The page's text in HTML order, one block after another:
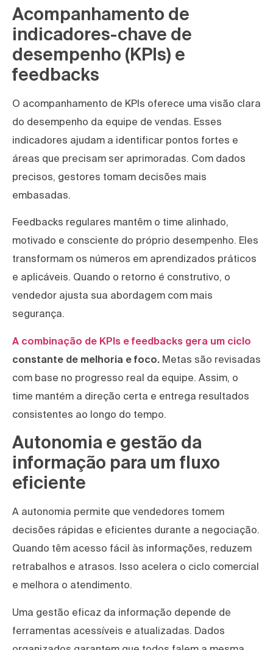
Acompanhamento de
indicadores-chave de
desempenho (KPIs) e
feedbacks
O acompanhamento de KPIs oferece uma visão clara
do desempenho da equipe de vendas. Esses
indicadores ajudam a identificar pontos fortes e
áreas que precisam ser aprimoradas. Com dados
precisos, gestores tomam decisões mais
embasadas.
Feedbacks regulares mantêm o time alinhado,
motivado e consciente do próprio desempenho. Eles
transformam os números em aprendizados práticos
e aplicáveis. Quando o retorno é construtivo, o
vendedor ajusta sua abordagem com mais
segurança.
A combinação de KPIs e feedbacks gera um ciclo
constante de melhoria e foco. Metas são revisadas
com base no progresso real da equipe. Assim, o
time mantém a direção certa e entrega resultados
consistentes ao longo do tempo.
Autonomia e gestão da
informação para um fluxo
eficiente
A autonomia permite que vendedores tomem
decisões rápidas e eficientes durante a negociação.
Quando têm acesso fácil às informações, reduzem
retrabalhos e atrasos. Isso acelera o ciclo comercial
e melhora o atendimento.
Uma gestão eficaz da informação depende de
ferramentas acessíveis e atualizadas. Dados